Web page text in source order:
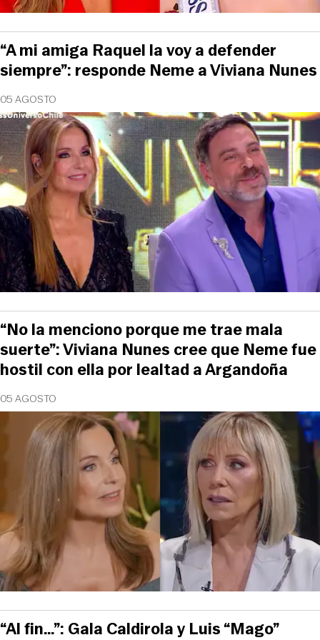
05 AGOSTO
“A mi amiga Raquel la voy a defender
siempre”: responde Neme a Viviana Nunes
05 AGOSTO
“No la menciono porque me trae mala
suerte”: Viviana Nunes cree que Neme fue
hostil con ella por lealtad a Argandoña
“Al fin…”: Gala Caldirola y Luis “Mago”